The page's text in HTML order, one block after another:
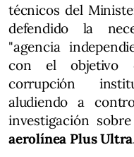
técnicos del
defendido la
"agencia
con el objetivo
corrupción
aludiendo a
investigación
aerolínea Plus Ultra